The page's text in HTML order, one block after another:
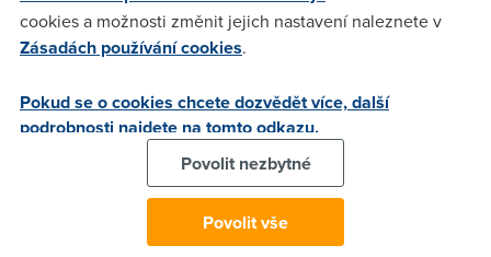
Nargon(5.7.2005 11:13:39)
No NAT, Virtual Server, oboji je stejna vec, akorat ji kazdej
takze se to muze jmenovat jeste jinak a nemohu vam takhle
prilis poradit, kam kliknout. Zkuste mi napsat na icq
147554196 a pomohu vam s nastavenim.
cookies a možnosti změnit jejich nastavení naleznete v
Zásadách používání cookies.
Pokud se o cookies chcete dozvědět více, další
podrobnosti najdete na tomto odkazu.
Povolit nezbytné
Povolit vše